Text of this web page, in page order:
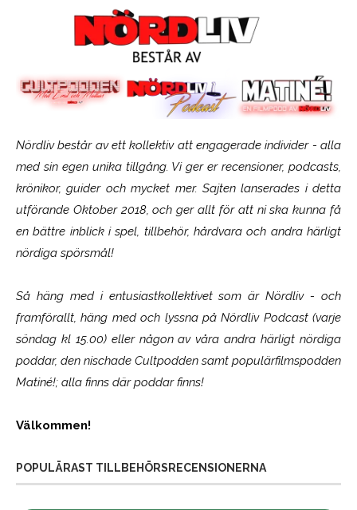
Nördliv består av ett kollektiv att engagerade individer - alla
med sin egen unika tillgång. Vi ger er recensioner, podcasts,
krönikor, guider och mycket mer. Sajten lanserades i detta
utförande Oktober 2018, och ger allt för att ni ska kunna få
en bättre inblick i spel, tillbehör, hårdvara och andra härligt
nördiga spörsmål!
Så häng med i entusiastkollektivet som ärNördliv- och
framförallt, häng med och lyssna på Nördliv Podcast (varje
söndag kl 15.00) eller någon av våra andra härligt nördiga
poddar, den nischade Cultpodden samt populärfilmspodden
Matiné!; alla finns där poddar finns!
Välkommen!
POPULÄRAST TILLBEHÖRSRECENSIONERNA